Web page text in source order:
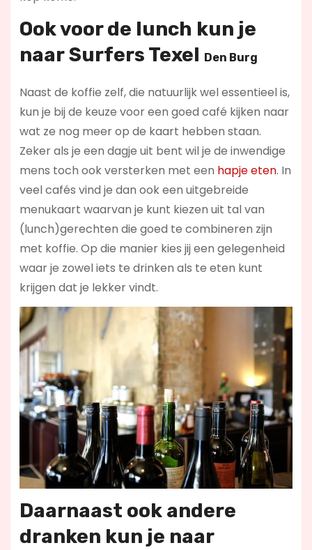
Ook voor de lunch kun je
naarSurfers Texel Den Burg
Naast de koffie zelf, die natuurlijk wel essentieel is,
kun je bij de keuze voor een goed café kijken naar
wat ze nog meer op de kaart hebben staan.
Zeker als je een dagje uit bent wil je de inwendige
mens toch ook versterken met een hapje eten. In
veel cafés vind je dan ook een uitgebreide
menukaart waarvan je kunt kiezen uit tal van
(lunch)gerechten die goed te combineren zijn
met koffie. Op die manier kies jij een gelegenheid
waar je zowel iets te drinken als te eten kunt
krijgen dat je lekker vindt.
Daarnaast ook andere
dranken kun je naar